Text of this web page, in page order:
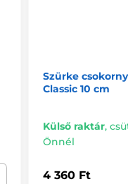
Szürke
Classic 10 cm
Külső raktár,
Önnél
4 360 Ft